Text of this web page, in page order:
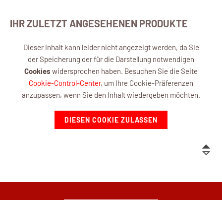
IHR ZULETZT ANGESEHENEN PRODUKTE
Dieser Inhalt kann leider nicht angezeigt werden, da Sie
der Speicherung der für die Darstellung notwendigen
Cookies widersprochen haben. Besuchen Sie die Seite
Cookie-Control-Center, um Ihre Cookie-Präferenzen
anzupassen, wenn Sie den Inhalt wiedergeben möchten.
DIESEN COOKIE ZULASSEN